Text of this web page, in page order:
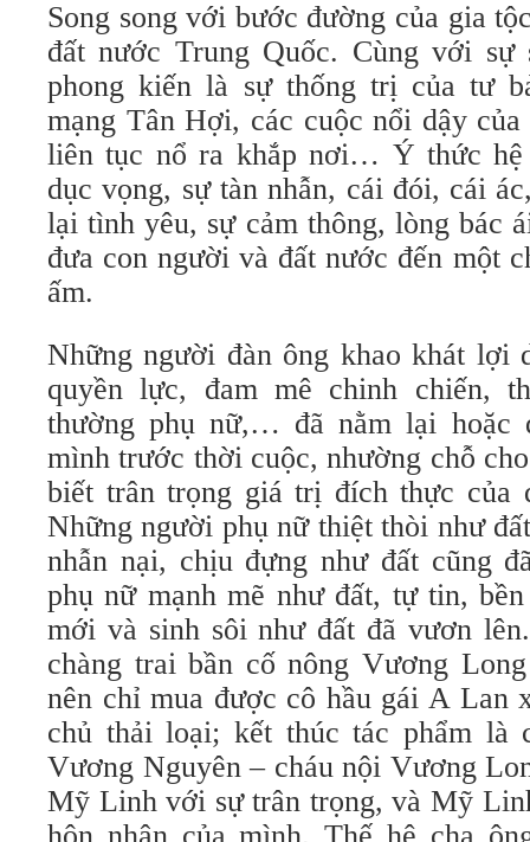
Song song với bước đường của gia
đất nước Trung Quốc. Cùng với sự
phong kiến là sự thống trị của tư
mạng Tân Hợi, các cuộc nổi dậy
liên tục nổ ra khắp nơi… Ý thức hệ
dục vọng, sự tàn nhẫn, cái đói, cái
lại tình yêu, sự cảm thông, lòng bác
đưa con người và đất nước đến một
ấm.
Những người đàn ông khao khát lợi
quyền lực, đam mê chinh chiến,
thường phụ nữ,… đã nằm lại hoặc
mình trước thời cuộc, nhường chỗ
biết trân trọng giá trị đích thực của
Những người phụ nữ thiệt thòi như
nhẫn nại, chịu đựng như đất cũng
phụ nữ mạnh mẽ như đất, tự tin,
mới và sinh sôi như đất đã vươn
chàng trai bần cố nông Vương
nên chỉ mua được cô hầu gái A Lan
chủ thải loại; kết thúc tác phẩm là
Vương Nguyên – cháu nội Vương
Mỹ Linh với sự trân trọng, và Mỹ